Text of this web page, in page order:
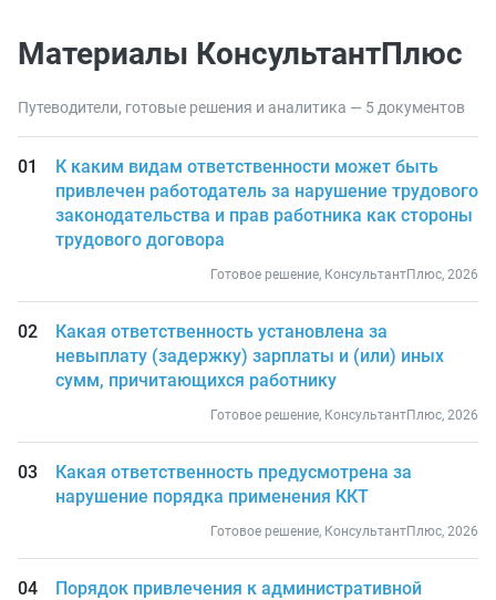
Материалы КонсультантПлюс
Путеводители, готовые решения и аналитика — 5 документов
К каким видам ответственности может быть
привлечен работодатель за нарушение трудового
законодательства и прав работника как стороны
трудового договора
Готовое решение, КонсультантПлюс, 2026
Какая ответственность установлена за
невыплату (задержку) зарплаты и (или) иных
сумм, причитающихся работнику
Готовое решение, КонсультантПлюс, 2026
Какая ответственность предусмотрена за
нарушение порядка применения ККТ
Готовое решение, КонсультантПлюс, 2026
Порядок привлечения к административной